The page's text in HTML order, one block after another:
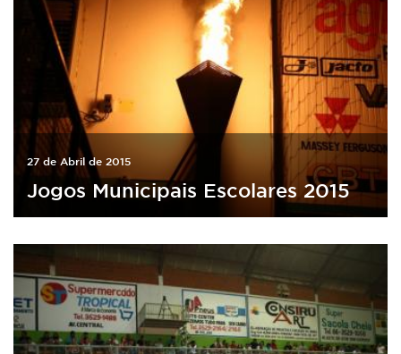
27 de Abril de 2015
Jogos Municipais Escolares 2015